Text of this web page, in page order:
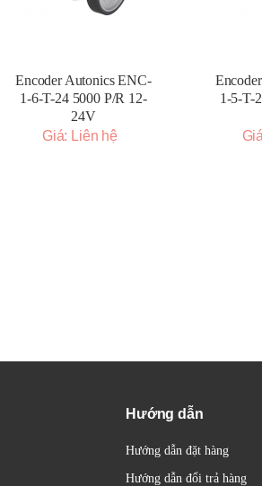
Encoder Autonics ENC-
1-6-T-24 5000 P/R 12-
24V
Giá: Liên hệ
1-5-T-
Hướng dẫn
Hướng dẫn đặt hàng
Hướng dẫn đổi trả hàng